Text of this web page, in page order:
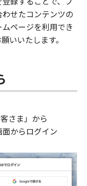
せたコンテンツの
ページを利用でき
いいたします。
さま」から
からログイン